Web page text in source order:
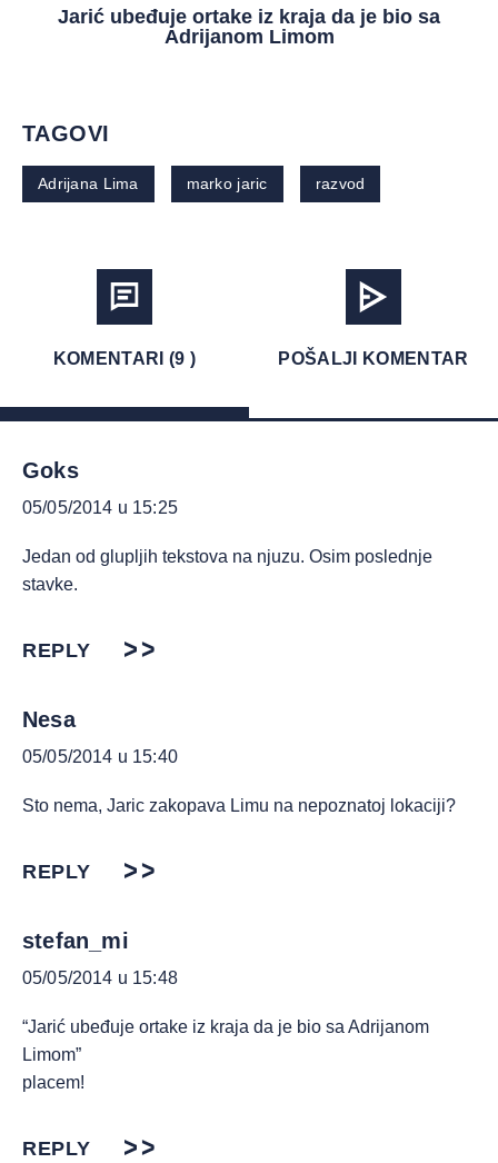
Jarić ubeđuje ortake iz kraja da je bio sa
Adrijanom Limom
TAGOVI
Adrijana Lima marko jaric razvod
KOMENTARI (9 ) POŠALJI KOMENTAR
Goks
05/05/2014 u 15:25
Jedan od glupljih tekstova na njuzu. Osim poslednje
stavke.
REPLY
Nesa
05/05/2014 u 15:40
Sto nema, Jaric zakopava Limu na nepoznatoj lokaciji?
REPLY
stefan_mi
05/05/2014 u 15:48
“Jarić ubeđuje ortake iz kraja da je bio sa Adrijanom
Limom”
placem!
REPLY